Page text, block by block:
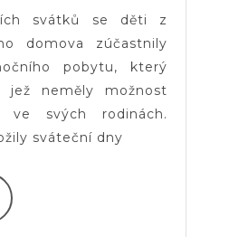
Pohybu
A
Krásných
Zážitků.
svátků se děti z
domova zúčastnily
pobytu, který
neměly možnost
ve svých rodinách.
sváteční dny
Více